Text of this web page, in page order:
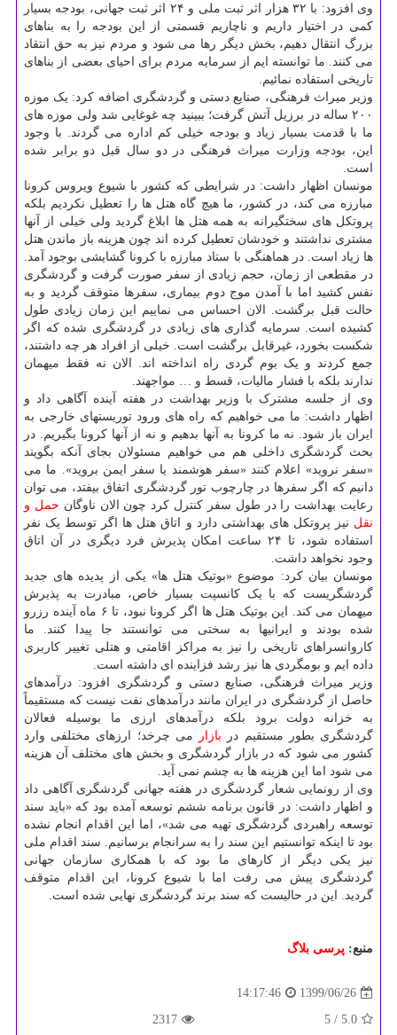
وی افزود: با ۳۲ هزار اثر ثبت ملی و ۲۴ اثر ثبت جهانی، بودجه بسیار
کمی در اختیار داریم و ناچاریم قسمتی از این بودجه را به بناهای
بزرگ انتقال دهیم، بخش دیگر رها می شود و مردم نیز به حق انتقاد
می کنند. ما توانسته ایم از سرمایه مردم برای احیای بعضی از بناهای
تاریخی استفاده نمائیم.
وزیر میراث فرهنگی، صنایع دستی و گردشگری اضافه کرد: یک موزه
۲۰۰ ساله در برزیل آتش گرفت؛ ببینید چه غوغایی شد ولی موزه های
ما با قدمت بسیار زیاد و بودجه خیلی کم اداره می گردند. با وجود
این، بودجه وزارت میراث فرهنگی در دو سال قبل دو برابر شده
است.
مونسان اظهار داشت: در شرایطی که کشور با شیوع ویروس کرونا
مبارزه می کند، در کشور، ما هیچ گاه هتل ها را تعطیل نکردیم بلکه
پروتکل های سختگیرانه به همه هتل ها ابلاغ گردید ولی خیلی از آنها
مشتری نداشتند و خودشان تعطیل کرده اند چون هزینه باز ماندن هتل
ها زیاد است. در هماهنگی با ستاد مبارزه با کرونا گشایشی بوجود آمد.
در مقطعی از زمان، حجم زیادی از سفر صورت گرفت و گردشگری
نفس کشید اما با آمدن موج دوم بیماری، سفرها متوقف گردید و به
حالت قبل برگشت. الان احساس می نماییم این زمان زیادی طول
کشیده است. سرمایه گذاری های زیادی در گردشگری شده که اگر
شکست بخورد، غیرقابل برگشت است. خیلی از افراد هر چه داشتند،
جمع کردند و یک بوم گردی راه انداخته اند. الان نه فقط میهمان
ندارند بلکه با فشار مالیات، قسط و … مواجهند.
وی از جلسه مشترک با وزیر بهداشت در هفته آینده آگاهی داد و
اظهار داشت: ما می خواهیم که راه های ورود توریستهای خارجی به
ایران باز شود. نه ما کرونا به آنها بدهیم و نه از آنها کرونا بگیریم. در
بحث گردشگری داخلی هم می خواهیم مسئولان بجای آنکه بگویند
«سفر نروید» اعلام کنند «سفر هوشمند یا سفر ایمن بروید». ما می
دانیم که اگر سفرها در چارچوب تور گردشگری اتفاق بیفتد، می توان
رعایت بهداشت را در طول سفر کنترل کرد چون الان ناوگان حمل و
نقل نیز پروتکل های بهداشتی دارد و اتاق هتل ها اگر توسط یک نفر
استفاده شود، تا ۲۴ ساعت امکان پذیرش فرد دیگری در آن اتاق
وجود نخواهد داشت.
مونسان بیان کرد: موضوع «بوتیک هتل ها» یکی از پدیده های جدید
گردشگریست که با یک کانسپت بسیار خاص، مبادرت به پذیرش
میهمان می کند. این بوتیک هتل ها اگر کرونا نبود، تا ۶ ماه آینده رزرو
شده بودند و ایرانیها به سختی می توانستند جا پیدا کنند. ما
کاروانسراهای تاریخی را نیز به مراکز اقامتی و هتلی تغییر کاربری
داده ایم و بومگردی ها نیز رشد فزاینده ای داشته است.
وزیر میراث فرهنگی، صنایع دستی و گردشگری افزود: درآمدهای
حاصل از گردشگری در ایران مانند درآمدهای نفت نیست که مستقیماً
به خزانه دولت برود بلکه درآمدهای ارزی ما بوسیله فعالان
گردشگری بطور مستقیم در بازار
می چرخد؛ ارزهای مختلفی وارد
کشور می شود که در بازار گردشگری و بخش های مختلف آن هزینه
می شود اما این هزینه ها به چشم نمی آید.
وی از رونمایی شعار گردشگری در هفته جهانی گردشگری آگاهی داد
و اظهار داشت: در قانون برنامه ششم توسعه آمده بود که «باید سند
توسعه راهبردی گردشگری تهیه می شد»، اما این اقدام انجام نشده
بود تا اینکه توانستیم این سند را به سرانجام برسانیم. سند اقدام ملی
نیز یکی دیگر از کارهای ما بود که با همکاری سازمان جهانی
گردشگری پیش می رفت اما با شیوع کرونا، این اقدام متوقف
گردید. این در حالیست که سند برند گردشگری نهایی شده است.
منبع: پرسی بلاگ
1399/06/26
14:17:46
5.0
/ 5
2317